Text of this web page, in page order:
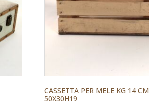
CASSETTA PER MELE KG 14 CM
50X30H19